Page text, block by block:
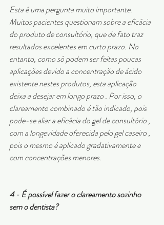
Esta é uma pergunta muito importante.
Muitos pacientes questionam sobre a eficácia
do produto de consultório, que de fato traz
resultados excelentes em curto prazo. No
entanto, como só podem ser feitas poucas
aplicações devido a concentração de ácido
existente nestes produtos, esta aplicação
deixa a desejar em longo prazo . Por isso, o
clareamento combinado é tão indicado, pois
pode-se aliar a eficácia do gel de consultório ,
com a longevidade oferecida pelo gel caseiro ,
pois o mesmo é aplicado gradativamente e
com concentrações menores.
4 - É possível fazer o clareamento sozinho
sem o dentista?